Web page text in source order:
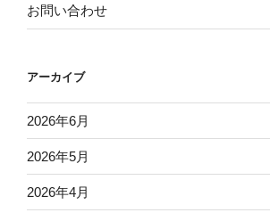
お問い合わせ
アーカイブ
2026年6月
2026年5月
2026年4月